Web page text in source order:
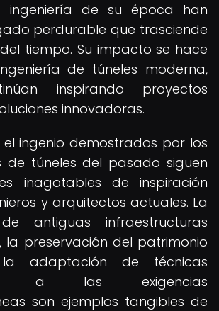
ingeniería de su época han
perdurable que trasciende
tiempo. Su impacto se hace
de túneles moderna,
inspirando proyectos
innovadoras.
ingenio demostrados por los
de túneles del pasado siguen
inagotables de inspiración
y arquitectos actuales. La
antiguas infraestructuras
la preservación del patrimonio
adaptación de técnicas
a las exigencias
son ejemplos tangibles de